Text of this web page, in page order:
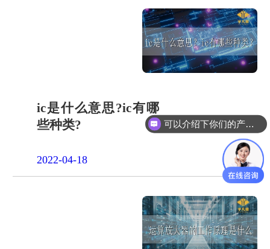
ic是什么意思?ic有哪
些种类?
2022-04-18
可以介绍下你们的产品么？